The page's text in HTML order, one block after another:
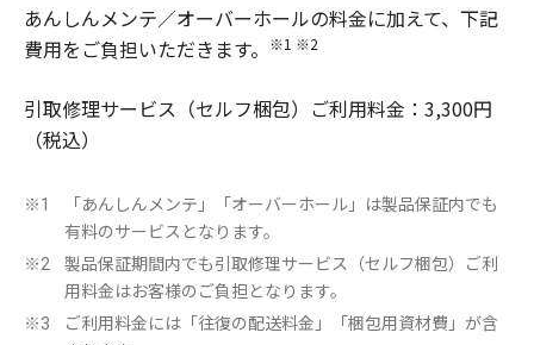
あんしんメンテ／オーバーホールの料金に加えて、下記
費用をご負担いただきます。
※1 ※2
引取修理サービス（セルフ梱包）ご利用料金：3,300円
（税込）
※1
「あんしんメンテ」「オーバーホール」は製品保証内でも
有料のサービスとなります。
※2
製品保証期間内でも引取修理サービス（セルフ梱包）ご利
用料金はお客様のご負担となります。
※3
ご利用料金には「往復の配送料金」「梱包用資材費」が含